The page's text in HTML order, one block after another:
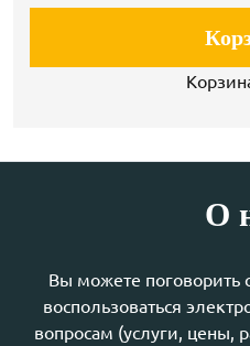
О
Вы можете поговорить
воспользоваться
вопросам (услуги, цены,